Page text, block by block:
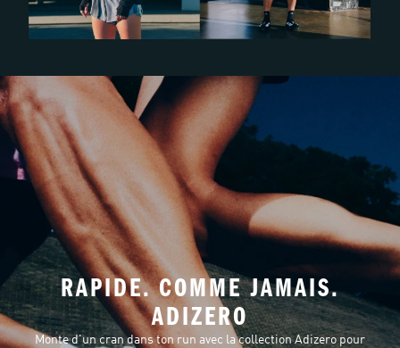
RAPIDE. COMME JAMAIS.
ADIZERO
Monte d'un cran dans ton run avec la collection Adizero pour